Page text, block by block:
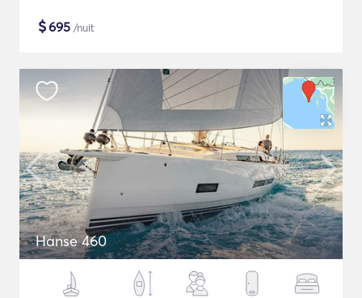
$695 /nuit
Hanse 460